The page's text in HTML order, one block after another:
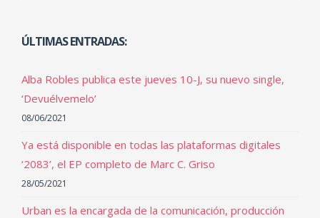
ÚLTIMAS ENTRADAS:
Alba Robles publica este jueves 10-J, su nuevo single,
‘Devuélvemelo’
08/06/2021
Ya está disponible en todas las plataformas digitales
‘2083’, el EP completo de Marc C. Griso
28/05/2021
Urban es la encargada de la comunicación, producción